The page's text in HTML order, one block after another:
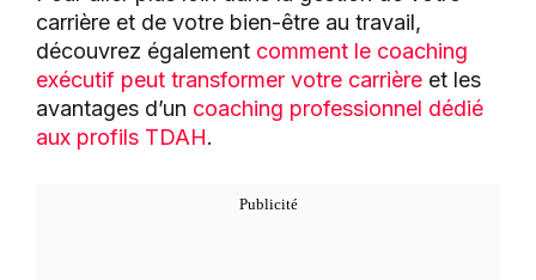
carrière et de votre bien-être au travail,
découvrez également comment le coaching
exécutif peut transformer votre carrière et les
avantages d’un coaching professionnel dédié
aux profils TDAH.